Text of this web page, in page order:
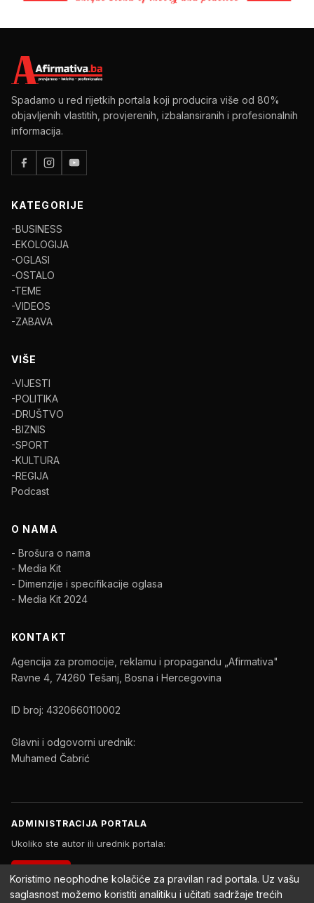
Spadamo u red rijetkih portala koji producira više od 80%
objavljenih vlastitih, provjerenih, izbalansiranih i profesionalnih
informacija.
KATEGORIJE
-BUSINESS
-EKOLOGIJA
-OGLASI
-OSTALO
-TEME
-VIDEOS
-ZABAVA
VIŠE
-VIJESTI
-POLITIKA
-DRUŠTVO
-BIZNIS
-SPORT
-KULTURA
-REGIJA
Podcast
O NAMA
- Brošura o nama
- Media Kit
- Dimenzije i specifikacije oglasa
- Media Kit 2024
KONTAKT
Agencija za promocije, reklamu i propagandu „Afirmativa"
Ravne 4, 74260 Tešanj, Bosna i Hercegovina
ID broj: 4320660110002
Glavni i odgovorni urednik:
Muhamed Čabrić
ADMINISTRACIJA PORTALA
Ukoliko ste autor ili urednik portala:
Koristimo neophodne kolačiće za pravilan rad portala. Uz vašu
saglasnost možemo koristiti analitiku i učitati sadržaje trećih